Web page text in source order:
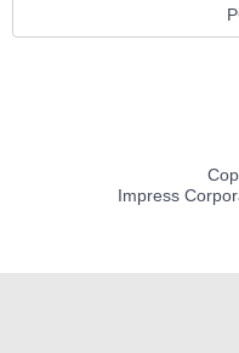
Impress